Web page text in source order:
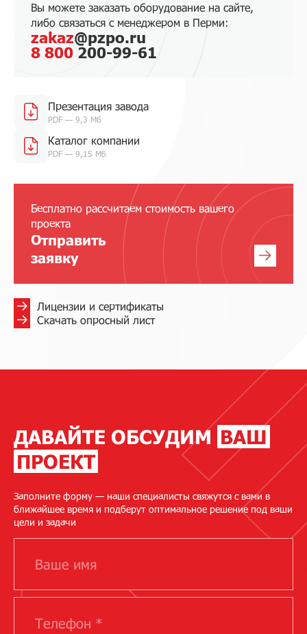
Вы можете заказать оборудование на сайте,
либо связаться с менеджером в Перми:
zakaz@pzpo.ru
8 800 200-99-61
Презентация завода
PDF — 9,3 Мб
Каталог компании
PDF — 9,15 Мб
Бесплатно рассчитаем стоимость вашего
проекта
Отправить
заявку
Лицензии и сертификаты
Скачать опросный лист
ДАВАЙТЕ ОБСУДИМ ВАШ
ПРОЕКТ
Заполните форму — наши специалисты свяжутся с вами в
ближайшее время и подберут оптимальное решение под ваши
цели и задачи